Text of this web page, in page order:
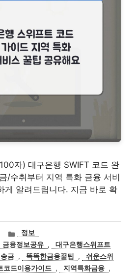
자) 대구은행 SWIFT 코드 완
/수취부터 지역 특화 금융 서비
게 알려드립니다. 지금 바로 확
카
테
고
리
정보
금융정보공유 ,
대구은행스위프트
금 , 똑똑한금융꿀팁 ,
쉬운스위
코드이용가이드 , 지역특화금융 ,